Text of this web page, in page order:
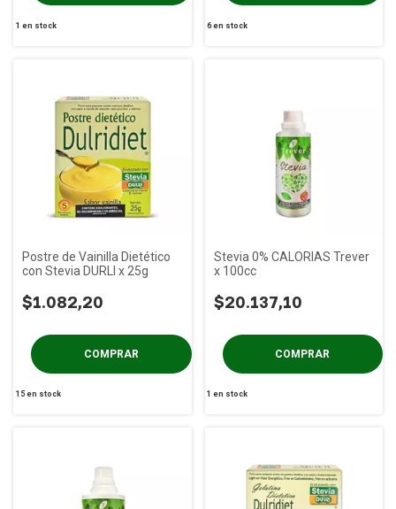
1 en stock 6en stock
Postre de Vainilla Dietético
con Stevia DURLI x 25g
$1.082,20
15en stock
Stevia 0% CALORIAS Trever
x 100cc
$20.137,10
1 en stock